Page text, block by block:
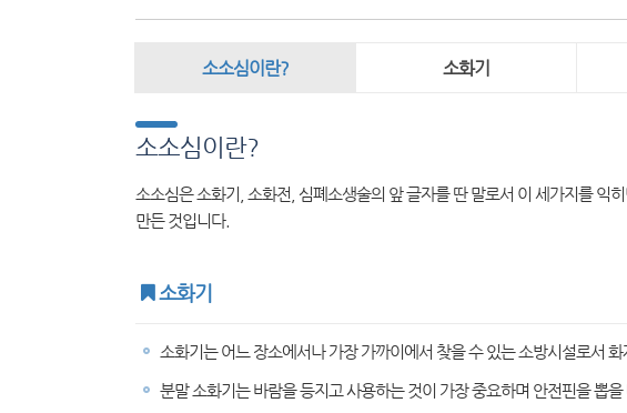
소소심이란? 소화기
소소심이란?
소소심은 소화기, 소화전, 심폐소생술의 앞 글자를 딴 말로서 이 세가지를 익
만든 것입니다.
소화기
소화기는 어느 장소에서나 가장 가까이에서 찾을 수 있는 소방시설로서
분말 소화기는 바람을 등지고 사용하는 것이 가장 중요하며 안전핀을 뽑